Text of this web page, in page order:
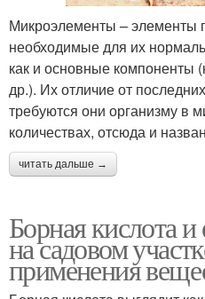
Микроэлементы – элементы
необходимые для их
как и основные компоненты
др.). Их отличие от
требуются они организму в
количествах, отсюда и
читать дальше →
Борная кислота
на садовом
применения